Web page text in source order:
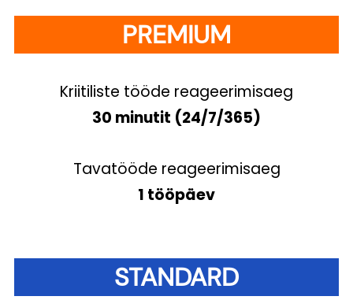
PREMIUM
Kriitiliste tööde reageerimisaeg
30 minutit (24/7/365)
Tavatööde reageerimisaeg
1 tööpäev
STANDARD